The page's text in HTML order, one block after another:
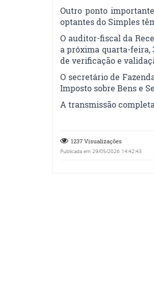
Outro ponto
optantes do Simples
O auditor-fiscal da
a próxima quarta-feira,
de verificação e
O secretário de
Imposto sobre Bens e
A transmissão
1237 Visualizações
Publicada em 29/05/2026 14:42:43